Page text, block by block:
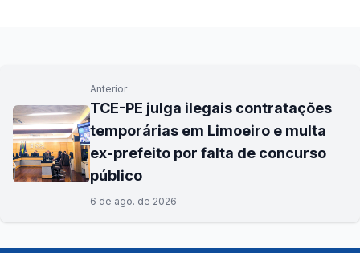
Anterior
TCE-PE julga ilegais contratações
temporárias em Limoeiro e multa
ex-prefeito por falta de concurso
público
6 de ago. de 2026